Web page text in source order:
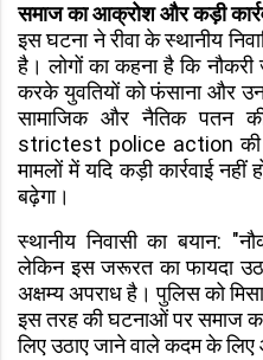
समाज का आक्रोश और कड़ी
इस घटना ने रीवा के स्थानीय
है। लोगों का कहना है कि
करके युवतियों को फंसाना और
सामाजिक और नैतिक पतन
strictest police action की
मामलों में यदि कड़ी कार्रवाई नहीं
बढ़ेगा।
स्थानीय निवासी का बयान:
लेकिन इस जरूरत का फायदा
अक्षम्य अपराध है। पुलिस को
इस तरह की घटनाओं पर समाज का
लिए उठाए जाने वाले कदम के